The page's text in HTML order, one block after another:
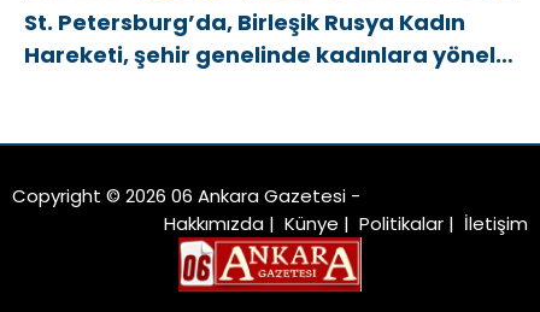
St. Petersburg’da, Birleşik Rusya Kadın
Hareketi, şehir genelinde kadınlara yönelik
Copyright © 2026 06 Ankara Gazetesi -
Hakkımızda | Künye | Politikalar | İletişim